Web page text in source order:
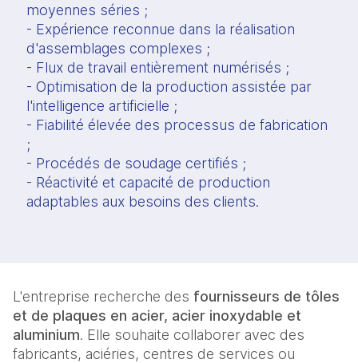
moyennes séries ;
- Expérience reconnue dans la réalisation
d'assemblages complexes ;
- Flux de travail entièrement numérisés ;
- Optimisation de la production assistée par
l'intelligence artificielle ;
- Fiabilité élevée des processus de fabrication
;
- Procédés de soudage certifiés ;
- Réactivité et capacité de production
adaptables aux besoins des clients.
L'entreprise recherche des fournisseurs de tôles
et de plaques en acier, acier inoxydable et
aluminium. Elle souhaite collaborer avec des
fabricants, aciéries, centres de services ou